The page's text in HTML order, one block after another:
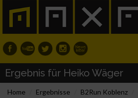
Ergebnis für Heiko Wäger
Home Ergebnisse B2Run Koblenz